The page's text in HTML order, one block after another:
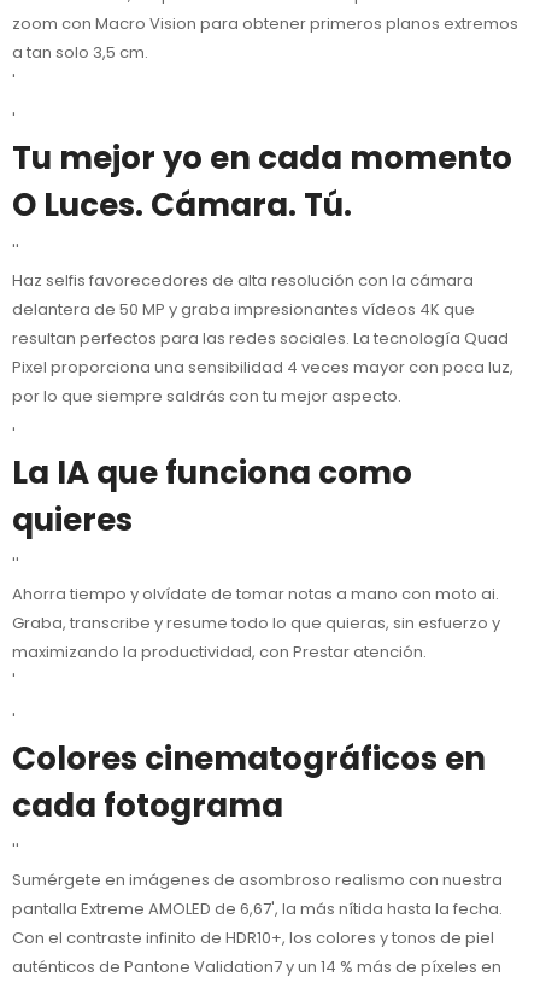
zoom con Macro Vision para obtener primeros planos extremos
a tan solo 3,5 cm.
'
'
Tu mejor yo en cada momento
O Luces. Cámara. Tú.
''
Haz selfis favorecedores de alta resolución con la cámara
delantera de 50 MP y graba impresionantes vídeos 4K que
resultan perfectos para las redes sociales. La tecnología Quad
Pixel proporciona una sensibilidad 4 veces mayor con poca luz,
por lo que siempre saldrás con tu mejor aspecto.
'
La IA que funciona como
quieres
''
Ahorra tiempo y olvídate de tomar notas a mano con moto ai.
Graba, transcribe y resume todo lo que quieras, sin esfuerzo y
maximizando la productividad, con Prestar atención.
'
'
Colores cinematográficos en
cada fotograma
''
Sumérgete en imágenes de asombroso realismo con nuestra
pantalla Extreme AMOLED de 6,67', la más nítida hasta la fecha.
Con el contraste infinito de HDR10+, los colores y tonos de piel
auténticos de Pantone Validation7 y un 14 % más de píxeles en